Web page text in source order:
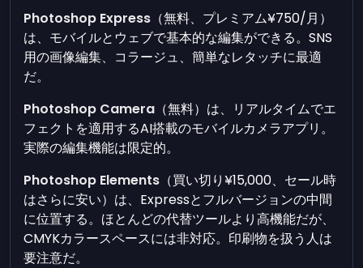
Photoshop Express （無料、プレミアム¥750/月）
は、モバイルとウェブで基本的な編集ができる。SNS
用の画像編集、コラージュ、簡単なレタッチに最適
だ。
Photoshop Camera （無料）は、リアルタイムでエ
フェクトを適用するAI搭載のモバイルカメラアプリ。
実際の編集機能は限定的。
Photoshop Elements （買い切り¥15,000、セール時
はさらに安い）は、Expressとフルバージョンの中間
に位置する。ほとんどの代替ツールより高機能だが、
CMYKカラースペースには非対応。印刷物を扱う人は
要注意だ。